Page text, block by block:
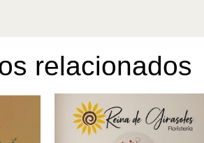
relacionados